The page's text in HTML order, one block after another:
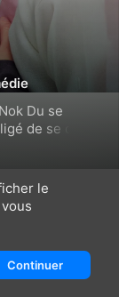
Du se
de se cacher
on a
le
Continuer